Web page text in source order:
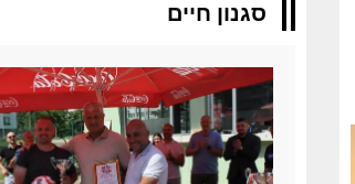
סגנון חיים